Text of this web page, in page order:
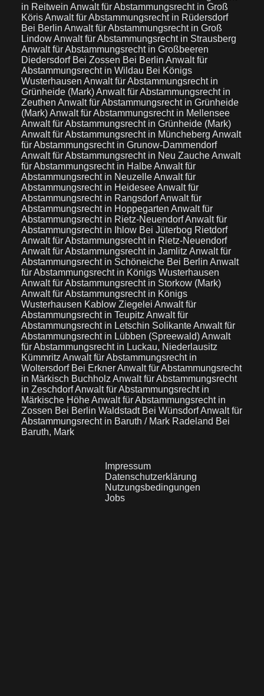
in Reitwein Anwalt für Abstammungsrecht in Groß
KörisAnwalt für Abstammungsrecht in Rüdersdorf
Bei Berlin Anwalt für Abstammungsrecht in Groß
LindowAnwalt für Abstammungsrecht in Strausberg
Anwalt für Abstammungsrecht in Großbeeren
Diedersdorf Bei Zossen Bei Berlin Anwalt für
Abstammungsrecht in Wildau Bei Königs
Wusterhausen Anwalt für Abstammungsrecht in
Grünheide (Mark)Anwalt für Abstammungsrecht in
Zeuthen Anwalt für Abstammungsrecht in Grünheide
(Mark)Anwalt für Abstammungsrecht in Mellensee
Anwalt für Abstammungsrecht in Grünheide (Mark)
Anwalt für Abstammungsrecht in Müncheberg Anwalt
für Abstammungsrecht in Grunow-Dammendorf
Anwalt für Abstammungsrecht in Neu ZaucheAnwalt
für Abstammungsrecht in HalbeAnwalt für
Abstammungsrecht in NeuzelleAnwalt für
Abstammungsrecht in HeideseeAnwalt für
Abstammungsrecht in RangsdorfAnwalt für
Abstammungsrecht in Hoppegarten Anwalt für
Abstammungsrecht in Rietz-NeuendorfAnwalt für
Abstammungsrecht in Ihlow Bei Jüterbog Rietdorf
Anwalt für Abstammungsrecht in Rietz-Neuendorf
Anwalt für Abstammungsrecht in Jamlitz Anwalt für
Abstammungsrecht in Schöneiche Bei Berlin Anwalt
für Abstammungsrecht in Königs Wusterhausen
Anwalt für Abstammungsrecht in Storkow (Mark)
Anwalt für Abstammungsrecht in Königs
Wusterhausen Kablow Ziegelei Anwalt für
Abstammungsrecht in Teupitz Anwalt für
Abstammungsrecht in Letschin SolikanteAnwalt für
Abstammungsrecht in Lübben (Spreewald)Anwalt
für Abstammungsrecht in Luckau, Niederlausitz
Kümmritz Anwalt für Abstammungsrecht in
Woltersdorf Bei ErknerAnwalt für Abstammungsrecht
in Märkisch Buchholz Anwalt für Abstammungsrecht
in ZeschdorfAnwalt für Abstammungsrecht in
Märkische HöheAnwalt für Abstammungsrecht in
Zossen Bei Berlin Waldstadt Bei WünsdorfAnwalt für
Abstammungsrecht in Baruth / Mark Radeland Bei
Baruth, Mark
Impressum
Datenschutzerklärung
Nutzungsbedingungen
Jobs